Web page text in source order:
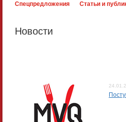
Спецпредложения Статьи и
Новости